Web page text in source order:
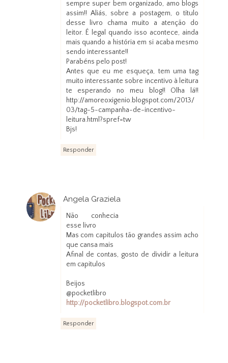
sempre super bem organizado, amo blogs
assim!! Aliás, sobre a postagem, o título
desse livro chama muito a atenção do
leitor. É legal quando isso acontece, ainda
mais quando a história em si acaba mesmo
sendo interessante!!
Parabéns pelo post!
Antes que eu me esqueça, tem uma tag
muito interessante sobre incentivo à leitura
te esperando no meu blog!! Olha lá!!
http://amoreoxigenio.blogspot.com/2013/
03/tag-5-campanha-de-incentivo-
leitura.html?spref=tw
Bjs!
Responder
Angela Graziela
Não conhecia
esse livro
Mas com capitulos tão grandes assim acho
que cansa mais
Afinal de contas, gosto de dividir a leitura
em capitulos
Beijos
@pocketlibro
http://pocketlibro.blogspot.com.br
Responder